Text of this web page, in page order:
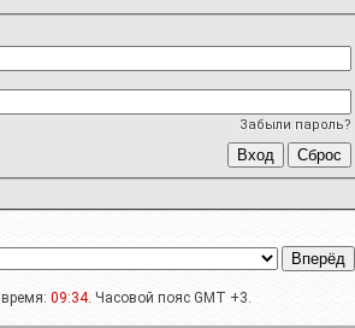
Забыли пароль?
09:34. Часовой пояс GMT +3.